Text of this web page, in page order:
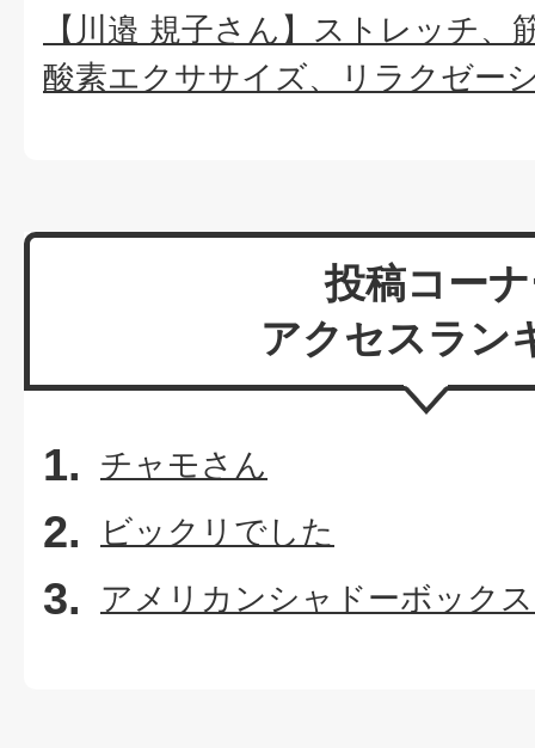
【川邉 規子さん】ストレッチ、
酸素エクササイズ、リラクゼー
投稿コー
アクセスラン
チャモさん
ビックリでした
アメリカンシャドーボック